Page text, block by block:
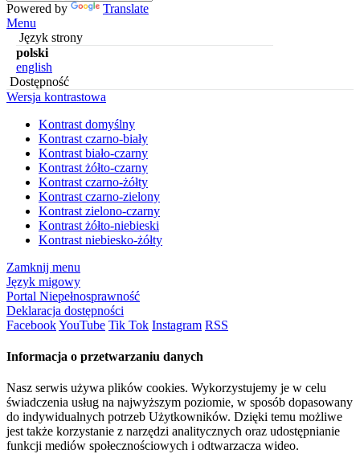
Powered by
Translate
Menu
Język strony
polski
english
Dostępność
Wersja kontrastowa
Kontrast domyślny
Kontrast czarno-biały
Kontrast biało-czarny
Kontrast żółto-czarny
Kontrast czarno-żółty
Kontrast czarno-zielony
Kontrast zielono-czarny
Kontrast żółto-niebieski
Kontrast niebiesko-żółty
Zamknij menu
Język migowy
Portal Niepełnosprawność
Deklaracja dostępności
FacebookYouTube Tik Tok Instagram RSS
Informacja o przetwarzaniu danych
Nasz serwis używa plików cookies. Wykorzystujemy je w celu
świadczenia usług na najwyższym poziomie, w sposób dopasowany
do indywidualnych potrzeb Użytkowników. Dzięki temu możliwe
jest także korzystanie z narzędzi analitycznych oraz udostępnianie
funkcji mediów społecznościowych i odtwarzacza wideo.